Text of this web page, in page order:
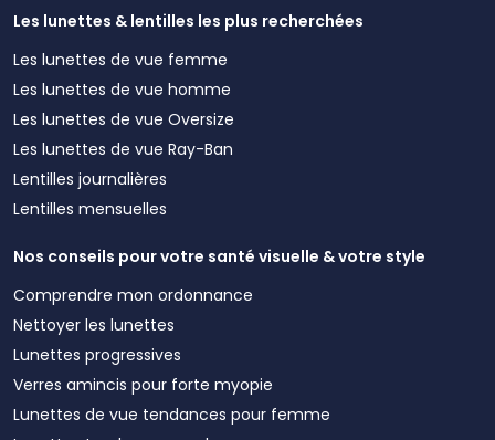
Les lunettes & lentilles les plus recherchées
Les lunettes de vue femme
Les lunettes de vue homme
Les lunettes de vue Oversize
Les lunettes de vue Ray-Ban
Lentilles journalières
Lentilles mensuelles
Nos conseils pour votre santé visuelle & votre style
Comprendre mon ordonnance
Nettoyer les lunettes
Lunettes progressives
Verres amincis pour forte myopie
Lunettes de vue tendances pour femme